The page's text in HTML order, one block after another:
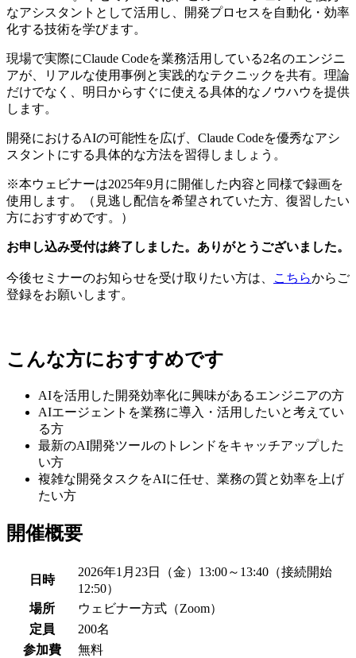
なアシスタントとして活用し、開発プロセスを自動化・効率
化する技術を学びます。
現場で実際にClaude Codeを業務活用している2名のエンジニ
アが、リアルな使用事例と実践的なテクニックを共有。理論
だけでなく、明日からすぐに使える具体的なノウハウを提供
します。
開発におけるAIの可能性を広げ、Claude Codeを優秀なアシ
スタントにする具体的な方法を習得しましょう。
※本ウェビナーは2025年9月に開催した内容と同様で録画を
使用します。（見逃し配信を希望されていた方、復習したい
方におすすめです。）
お申し込み受付は終了しました。ありがとうございました。
今後セミナーのお知らせを受け取りたい方は、 こちらからご
登録をお願いします。
こんな方におすすめです
AIを活用した開発効率化に興味があるエンジニアの方
AIエージェントを業務に導入・活用したいと考えてい
る方
最新のAI開発ツールのトレンドをキャッチアップした
い方
複雑な開発タスクをAIに任せ、業務の質と効率を上げ
たい方
開催概要
日時
2026年1月23日（金）13:00～13:40（接続開始
12:50）
場所
ウェビナー方式（Zoom）
定員
200名
参加費
無料